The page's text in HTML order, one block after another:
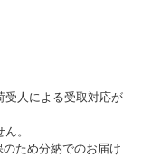
受人による受取対応が
。
ため分納でのお届け